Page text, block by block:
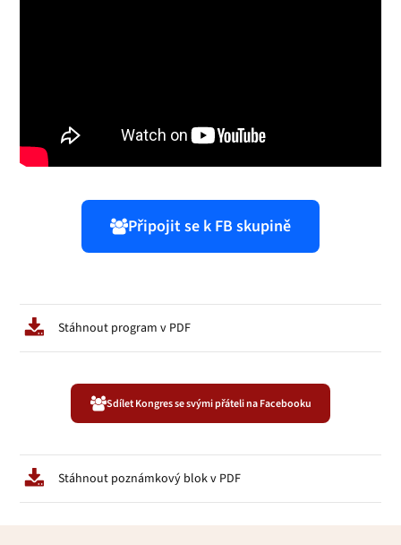
Připojit se k FB skupině
Stáhnout program v PDF
Sdílet Kongres se svými přáteli na Facebooku
Stáhnout poznámkový blok v PDF